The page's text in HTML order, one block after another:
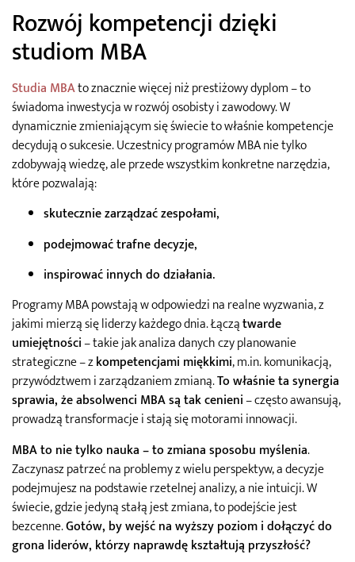
Rozwój kompetencji dzięki
studiom MBA
Studia MBAto znacznie więcej niż prestiżowy dyplom – to
świadoma inwestycja w rozwój osobisty i zawodowy. W
dynamicznie zmieniającym się świecie to właśnie kompetencje
decydują o sukcesie. Uczestnicy programów MBA nie tylko
zdobywają wiedzę, ale przede wszystkim konkretne narzędzia,
które pozwalają:
skutecznie zarządzać zespołami,
podejmować trafne decyzje,
inspirować innych do działania.
Programy MBA powstają w odpowiedzi na realne wyzwania, z
jakimi mierzą się liderzy każdego dnia. Łączątwarde
umiejętności– takie jak analiza danych czy planowanie
strategiczne – zkompetencjami miękkimi, m.in. komunikacją,
przywództwem i zarządzaniem zmianą.To właśnie ta synergia
sprawia, że absolwenci MBA są tak cenieni– często awansują,
prowadzą transformacje i stają się motorami innowacji.
MBA to nie tylko nauka – to zmiana sposobu myślenia.
Zaczynasz patrzeć na problemy z wielu perspektyw, a decyzje
podejmujesz na podstawie rzetelnej analizy, a nie intuicji. W
świecie, gdzie jedyną stałą jest zmiana, to podejście jest
bezcenne.Gotów, by wejść na wyższy poziom i dołączyć do
grona liderów, którzy naprawdę kształtują przyszłość?